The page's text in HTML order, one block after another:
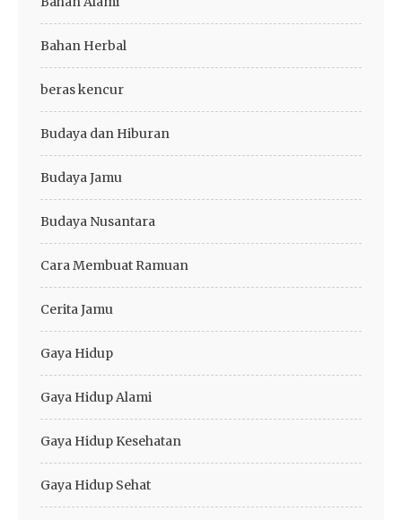
Bahan Herbal
beras kencur
Budaya dan Hiburan
Budaya Jamu
Budaya Nusantara
Cara Membuat Ramuan
Cerita Jamu
Gaya Hidup
Gaya Hidup Alami
Gaya Hidup Kesehatan
Gaya Hidup Sehat